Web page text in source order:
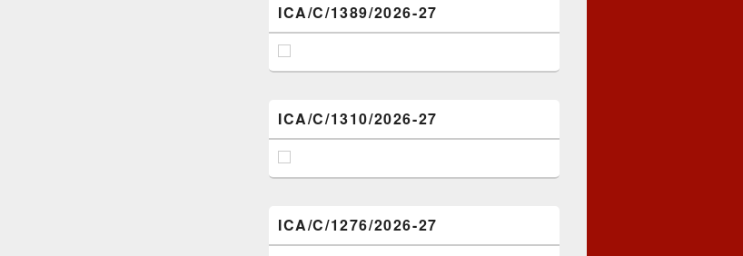
ICA/C/1389/2026-27
ICA/C/1310/2026-27
ICA/C/1276/2026-27